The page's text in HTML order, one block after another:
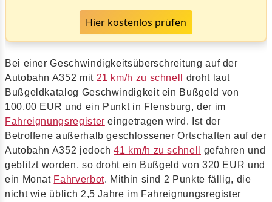
Hier kostenlos prüfen
Bei einer Geschwindigkeitsüberschreitung auf der
Autobahn A352 mit 21 km/h zu schnell
droht laut
Bußgeldkatalog Geschwindigkeit ein Bußgeld von
100,00 EUR und ein Punkt in Flensburg, der im
Fahreignungsregister eingetragen wird. Ist der
Betroffene außerhalb geschlossener Ortschaften auf der
Autobahn A352 jedoch41 km/h zu schnell
gefahren und
geblitzt worden, so droht ein Bußgeld von 320 EUR und
ein Monat Fahrverbot. Mithin sind 2 Punkte fällig, die
nicht wie üblich 2,5 Jahre im Fahreignungsregister